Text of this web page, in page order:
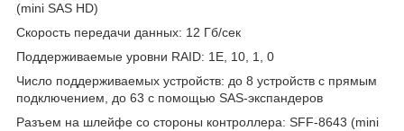
(mini SAS HD)
Скорость передачи данных: 12 Гб/сек
Поддерживаемые уровни RAID: 1E, 10, 1, 0
Число поддерживаемых устройств: до 8 устройств с прямым
подключением, до 63 с помощью SAS-экспандеров
Разъем на шлейфе со стороны контроллера: SFF-8643 (mini